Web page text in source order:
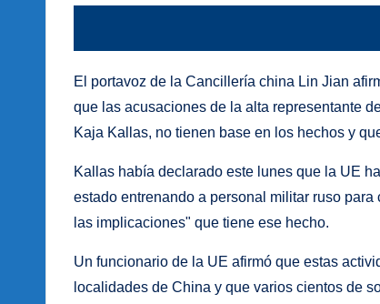
El portavoz de la Cancillería china Lin Jian
que las acusaciones de la alta representante
Kaja Kallas, no tienen base en los hechos y
Kallas había declarado este lunes que la UE
estado entrenando a personal militar ruso
las implicaciones" que tiene ese hecho.
Un funcionario de la UE afirmó que estas
localidades de China y que varios cientos de